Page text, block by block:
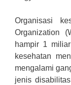
Organisasi
Organization
hampir 1
kesehatan
mengalami
jenis